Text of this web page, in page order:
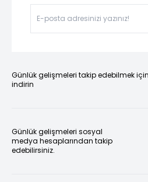
Günlük gelişmeleri takip edebilmek
indirin
Günlük gelişmeleri sosyal
medya hesaplarından takip
edebilirsiniz.